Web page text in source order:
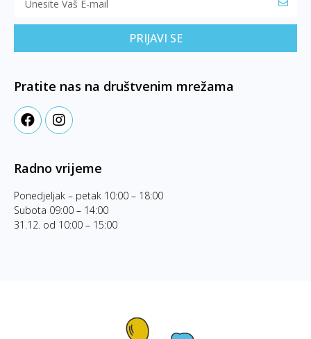
PRIJAVI SE
Pratite nas na društvenim mrežama
Radno vrijeme
Ponedjeljak – petak 10:00 – 18:00
Subota 09:00 – 14:00
31.12. od 10:00 – 15:00